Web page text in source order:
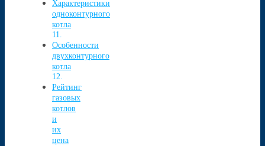
Характеристики
одноконтурного
котла
Особенности
двухконтурного
котла
Рейтинг
газовых
котлов
и
их
цена